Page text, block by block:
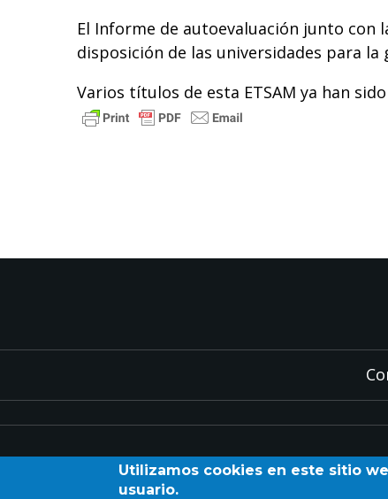
El Informe de autoevaluación junto con
disposición de las universidades para la
Varios títulos de esta ETSAM ya han
Utilizamos cookies en este sitio
usuario.